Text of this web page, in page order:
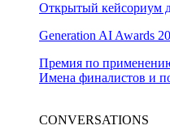
Открытый кейсориум
Generation AI Awards
Премия по
Имена финалистов и
CONVERSATIONS